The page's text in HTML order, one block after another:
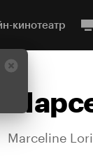
кинотеатр
Marceline